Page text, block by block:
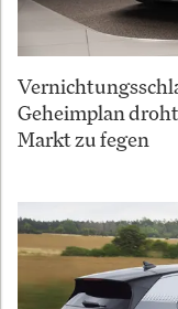
Geheimplan
Markt zu fegen